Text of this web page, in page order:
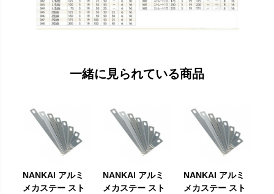
一緒に見られている商品
NANKAI アルミ
メカステー スト
NANKAI アルミ
メカステー スト
NANKAI アルミ
メカステー スト